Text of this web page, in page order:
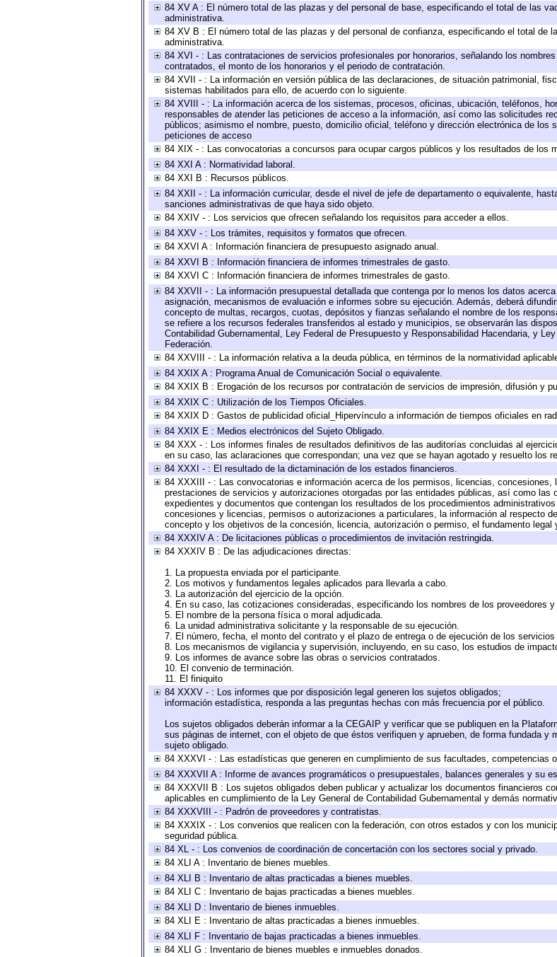
84 XV A : El número total de las plazas y del personal de base, especificando el total de las
administrativa.
84 XV B : El número total de las plazas y del personal de confianza, especificando el total de
administrativa.
84 XVI - : Las contrataciones de servicios profesionales por honorarios, señalando los
contratados, el monto de los honorarios y el periodo de contratación.
84 XVII - : La información en versión pública de las declaraciones, de situación patrimonial,
sistemas habilitados para ello, de acuerdo con lo siguiente.
84 XVIII - : La información acerca de los sistemas, procesos, oficinas, ubicación, teléfonos,
responsables de atender las peticiones de acceso a la información, así como las solicitudes
públicos; asimismo el nombre, puesto, domicilio oficial, teléfono y dirección electrónica de los
peticiones de acceso
84 XIX - : Las convocatorias a concursos para ocupar cargos públicos y los resultados de los
84 XXI A : Normatividad laboral.
84 XXI B : Recursos públicos.
84 XXII - : La información curricular, desde el nivel de jefe de departamento o equivalente,
sanciones administrativas de que haya sido objeto.
84 XXIV - : Los servicios que ofrecen señalando los requisitos para acceder a ellos.
84 XXV - : Los trámites, requisitos y formatos que ofrecen.
84 XXVI A : Información financiera de presupuesto asignado anual.
84 XXVI B : Información financiera de informes trimestrales de gasto.
84 XXVI C : Información financiera de informes trimestrales de gasto.
84 XXVII - : La información presupuestal detallada que contenga por lo menos los datos
asignación, mecanismos de evaluación e informes sobre su ejecución. Además, deberá
concepto de multas, recargos, cuotas, depósitos y fianzas señalando el nombre de los
se refiere a los recursos federales transferidos al estado y municipios, se observarán las
Contabilidad Gubernamental, Ley Federal de Presupuesto y Responsabilidad Hacendaria, y
Federación.
84 XXVIII - : La información relativa a la deuda pública, en términos de la normatividad
84 XXIX A : Programa Anual de Comunicación Social o equivalente.
84 XXIX B : Erogación de los recursos por contratación de servicios de impresión, difusión y
84 XXIX C : Utilización de los Tiempos Oficiales.
84 XXIX D : Gastos de publicidad oficial_Hipervínculo a información de tiempos oficiales en
84 XXIX E : Medios electrónicos del Sujeto Obligado.
84 XXX - : Los informes finales de resultados definitivos de las auditorías concluidas al
en su caso, las aclaraciones que correspondan; una vez que se hayan agotado y resuelto los
84 XXXI - : El resultado de la dictaminación de los estados financieros.
84 XXXIII - : Las convocatorias e información acerca de los permisos, licencias, concesiones,
prestaciones de servicios y autorizaciones otorgadas por las entidades públicas, así como las
expedientes y documentos que contengan los resultados de los procedimientos
concesiones y licencias, permisos o autorizaciones a particulares, la información al respecto
concepto y los objetivos de la concesión, licencia, autorización o permiso, el fundamento legal
84 XXXIV A : De licitaciones públicas o procedimientos de invitación restringida.
84 XXXIV B : De las adjudicaciones directas:
1. La propuesta enviada por el participante.
2. Los motivos y fundamentos legales aplicados para llevarla a cabo.
3. La autorización del ejercicio de la opción.
4. En su caso, las cotizaciones consideradas, especificando los nombres de los proveedores
5. El nombre de la persona física o moral adjudicada.
6. La unidad administrativa solicitante y la responsable de su ejecución.
7. El número, fecha, el monto del contrato y el plazo de entrega o de ejecución de los servicios
8. Los mecanismos de vigilancia y supervisión, incluyendo, en su caso, los estudios de
9. Los informes de avance sobre las obras o servicios contratados.
10. El convenio de terminación.
11. El finiquito
84 XXXV - : Los informes que por disposición legal generen los sujetos obligados;
información estadística, responda a las preguntas hechas con más frecuencia por el público.
Los sujetos obligados deberán informar a la CEGAIP y verificar que se publiquen en la
sus páginas de internet, con el objeto de que éstos verifiquen y aprueben, de forma fundada y
sujeto obligado.
84 XXXVI - : Las estadísticas que generen en cumplimiento de sus facultades, competencias
84 XXXVII A : Informe de avances programáticos o presupuestales, balances generales y su
84 XXXVII B : Los sujetos obligados deben publicar y actualizar los documentos financieros
aplicables en cumplimiento de la Ley General de Contabilidad Gubernamental y demás
84 XXXVIII - : Padrón de proveedores y contratistas.
84 XXXIX - : Los convenios que realicen con la federación, con otros estados y con los
seguridad pública.
84 XL - : Los convenios de coordinación de concertación con los sectores social y privado.
84 XLI A : Inventario de bienes muebles.
84 XLI B : Inventario de altas practicadas a bienes muebles.
84 XLI C : Inventario de bajas practicadas a bienes muebles.
84 XLI D : Inventario de bienes inmuebles.
84 XLI E : Inventario de altas practicadas a bienes inmuebles.
84 XLI F : Inventario de bajas practicadas a bienes inmuebles.
84 XLI G : Inventario de bienes muebles e inmuebles donados.